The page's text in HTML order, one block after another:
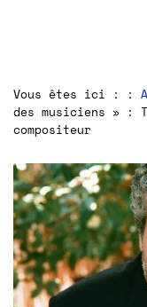
Vous êtes ici : :
des musiciens » :
compositeur